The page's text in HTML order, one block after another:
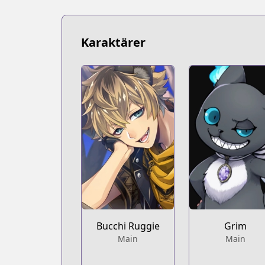
Karaktärer
Bucchi Ruggie
Main
Grim
Main